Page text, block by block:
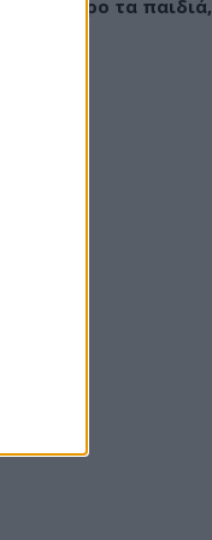
σίδηρο τα παιδιά,